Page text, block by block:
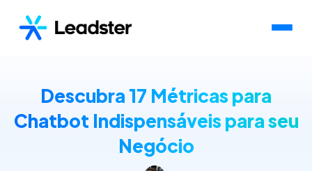
Descubra 17 Métricas para
Chatbot Indispensáveis para seu
Negócio